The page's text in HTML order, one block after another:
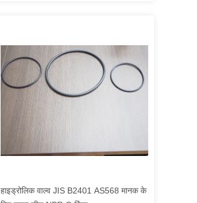
हाइड्रोलिक वाल्व JIS B2401 AS568 मानक के